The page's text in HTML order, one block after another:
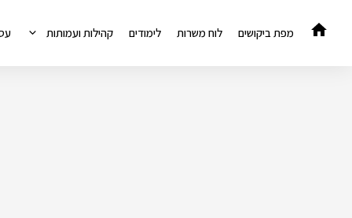
לתוכן
מפת ביקושים לוח משרות לימודים קהילות ועמותות